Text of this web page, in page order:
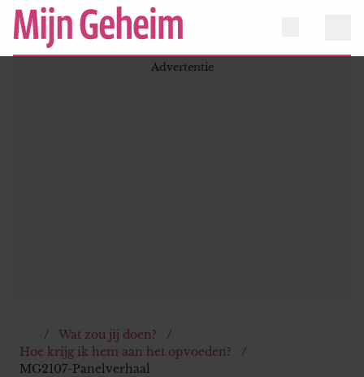
Wat zou jij doen?
Hoe krijg ik hem aan het opvoeden?
MG2107-Panelverhaal